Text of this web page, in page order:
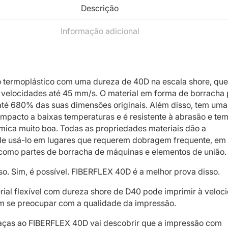
Descrição
Informação adicional
termoplástico com uma dureza de 40D na escala shore,
até 45 mm/s. O material em forma de borracha
680% das suas dimensões originais. Além disso, tem
a baixas temperaturas e é resistente à abrasão e
muito boa. Todas as propriedades materiais dão a
usá-lo em lugares que requerem dobragem frequente, em
partes de borracha de máquinas e elementos de união.
Sim, é possível. FIBERFLEX 40D é a melhor prova disso.
flexível com dureza shore de D40 pode imprimir à
se preocupar com a qualidade da impressão.
ao FIBERFLEX 40D vai descobrir que a impressão com